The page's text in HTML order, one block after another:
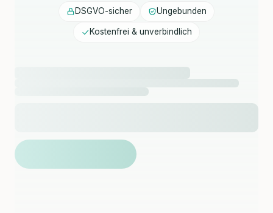
DSGVO-sicher Ungebunden
Kostenfrei & unverbindlich